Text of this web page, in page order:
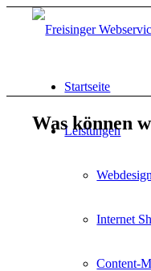
Startseite
Leistungen
Internet
Content-
Was können